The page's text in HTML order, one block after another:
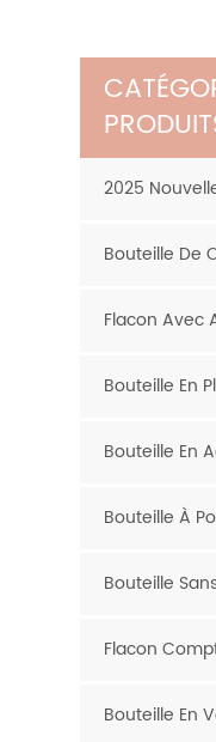
2025
Bouteille De
Flacon Avec
Bouteille En
Bouteille En
Bouteille À
Bouteille
Flacon
Bouteille En